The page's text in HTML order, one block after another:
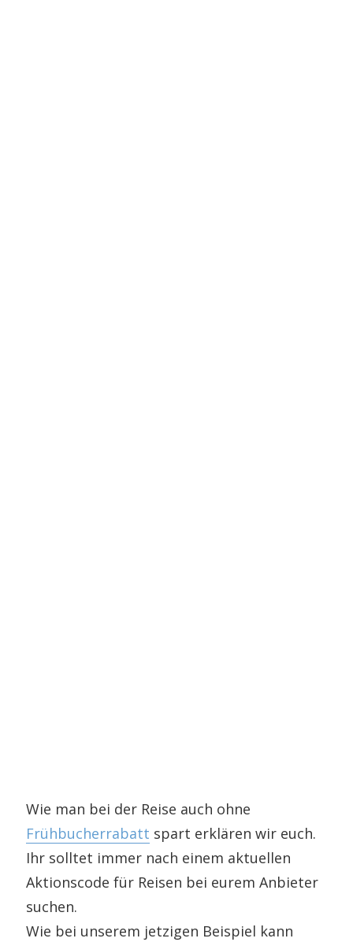
Wie man bei der Reise auch ohne
Frühbucherrabatt spart erklären wir euch.
Ihr solltet immer nach einem aktuellen
Aktionscode für Reisen bei eurem Anbieter
suchen.
Wie bei unserem jetzigen Beispiel kann